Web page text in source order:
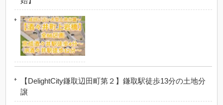
【DelightCity鎌取辺田町第２】鎌取駅徒歩13分の土地分
譲